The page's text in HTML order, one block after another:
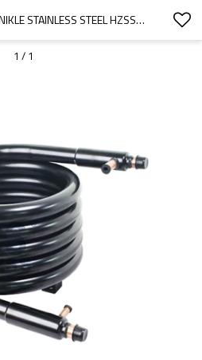
SS-0300GT COPPERNIKLE STAINLESS STEEL HZSS WSHP BOBINE SCAMBIATORE DI CALORE COASSIALE
1 / 1